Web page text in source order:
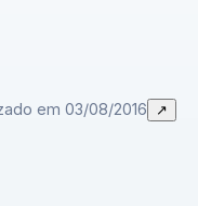
em 03/08/2016 ↗